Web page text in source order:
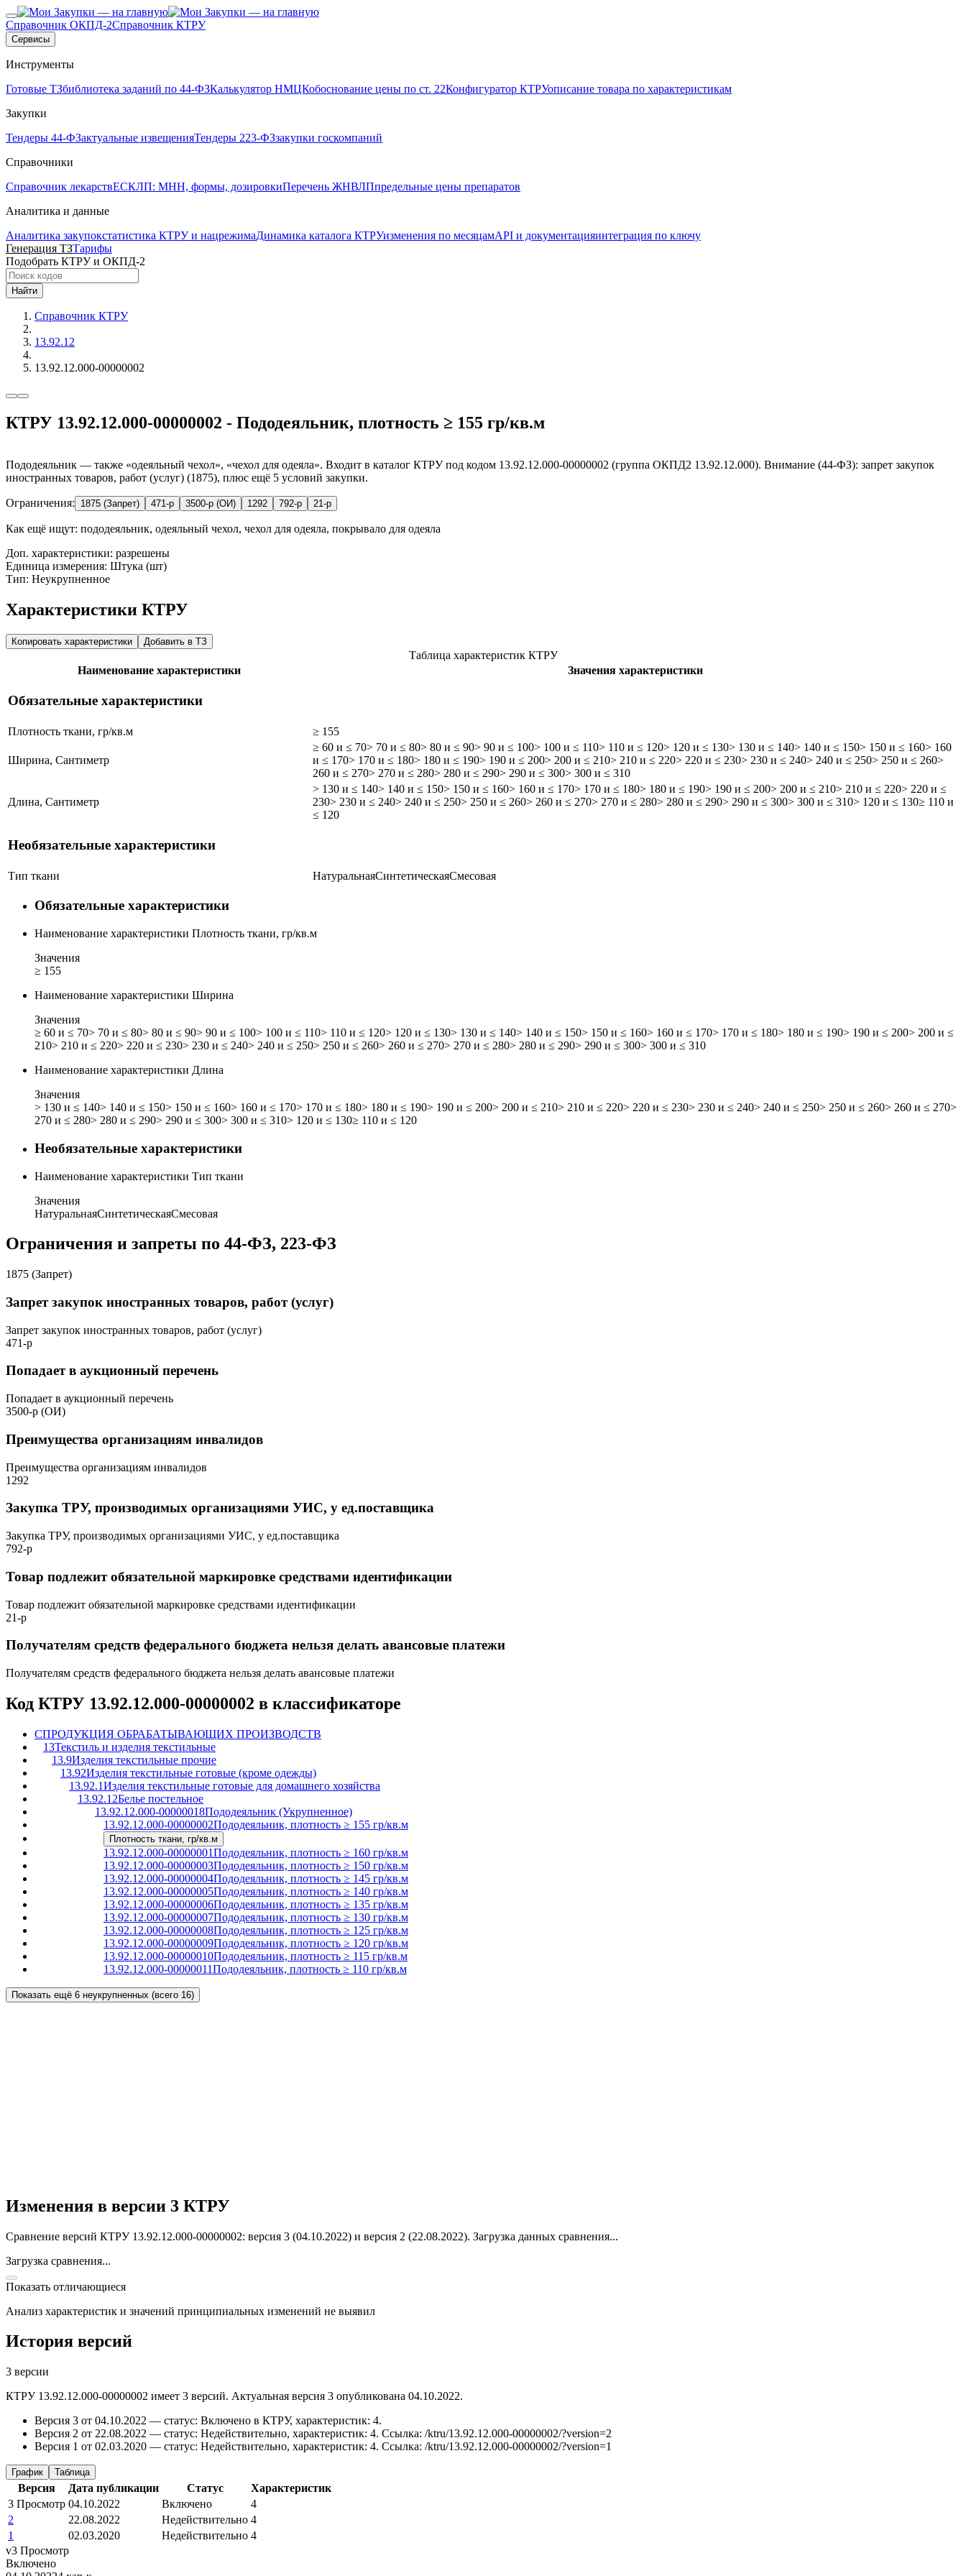
Справочник ОКПД-2Справочник КТРУ
Сервисы
Инструменты
Готовые ТЗбиблиотека заданий по 44-ФЗКалькулятор НМЦКобоснование цены по ст. 22Конфигуратор КТРУописание товара по характеристикам
Закупки
Тендеры 44-ФЗактуальные извещенияТендеры 223-ФЗзакупки госкомпаний
Справочники
Справочник лекарствЕСКЛП: МНН, формы, дозировкиПеречень ЖНВЛПпредельные цены препаратов
Аналитика и данные
Аналитика закупокстатистика КТРУ и нацрежимаДинамика каталога КТРУизменения по месяцамAPI и документацияинтеграция по ключу
Генерация ТЗТарифы
Подобрать КТРУ и ОКПД-2
Найти
Справочник КТРУ
13.92.12
13.92.12.000-00000002
КТРУ 13.92.12.000-00000002 - Пододеяльник, плотность ≥ 155 гр/кв.м
Пододеяльник — также «одеяльный чехол», «чехол для одеяла». Входит в каталог КТРУ под кодом 13.92.12.000-00000002 (группа ОКПД2 13.92.12.000). Внимание (44-ФЗ): запрет закупок
иностранных товаров, работ (услуг) (1875), плюс ещё 5 условий закупки.
Ограничения: 1875 (Запрет) 471-р 3500-р (ОИ) 1292 792-р 21-р
Как ещё ищут: пододеяльник, одеяльный чехол, чехол для одеяла, покрывало для одеяла
Доп. характеристики: разрешены
Единица измерения: Штука (шт)
Тип: Неукрупненное
Характеристики КТРУ
Копировать характеристики Добавить в ТЗ
Таблица характеристик КТРУ
Наименование характеристики
Значения характеристики
Обязательные характеристики
Плотность ткани, гр/кв.м ≥ 155
Ширина, Сантиметр
≥ 60 и ≤ 70> 70 и ≤ 80> 80 и ≤ 90> 90 и ≤ 100> 100 и ≤ 110> 110 и ≤ 120> 120 и ≤ 130> 130 и ≤ 140> 140 и ≤ 150> 150 и ≤ 160> 160
и ≤ 170> 170 и ≤ 180> 180 и ≤ 190> 190 и ≤ 200> 200 и ≤ 210> 210 и ≤ 220> 220 и ≤ 230> 230 и ≤ 240> 240 и ≤ 250> 250 и ≤ 260>
260 и ≤ 270> 270 и ≤ 280> 280 и ≤ 290> 290 и ≤ 300> 300 и ≤ 310
Длина, Сантиметр
> 130 и ≤ 140> 140 и ≤ 150> 150 и ≤ 160> 160 и ≤ 170> 170 и ≤ 180> 180 и ≤ 190> 190 и ≤ 200> 200 и ≤ 210> 210 и ≤ 220> 220 и ≤
230> 230 и ≤ 240> 240 и ≤ 250> 250 и ≤ 260> 260 и ≤ 270> 270 и ≤ 280> 280 и ≤ 290> 290 и ≤ 300> 300 и ≤ 310> 120 и ≤ 130≥ 110 и
≤ 120
Необязательные характеристики
Тип ткани НатуральнаяСинтетическаяСмесовая
Обязательные характеристики
Наименование характеристики Плотность ткани, гр/кв.м
Значения
≥ 155
Наименование характеристики Ширина
Значения
≥ 60 и ≤ 70> 70 и ≤ 80> 80 и ≤ 90> 90 и ≤ 100> 100 и ≤ 110> 110 и ≤ 120> 120 и ≤ 130> 130 и ≤ 140> 140 и ≤ 150> 150 и ≤ 160> 160 и ≤ 170> 170 и ≤ 180> 180 и ≤ 190> 190 и ≤ 200> 200 и ≤
210> 210 и ≤ 220> 220 и ≤ 230> 230 и ≤ 240> 240 и ≤ 250> 250 и ≤ 260> 260 и ≤ 270> 270 и ≤ 280> 280 и ≤ 290> 290 и ≤ 300> 300 и ≤ 310
Наименование характеристики Длина
Значения
> 130 и ≤ 140> 140 и ≤ 150> 150 и ≤ 160> 160 и ≤ 170> 170 и ≤ 180> 180 и ≤ 190> 190 и ≤ 200> 200 и ≤ 210> 210 и ≤ 220> 220 и ≤ 230> 230 и ≤ 240> 240 и ≤ 250> 250 и ≤ 260> 260 и ≤ 270>
270 и ≤ 280> 280 и ≤ 290> 290 и ≤ 300> 300 и ≤ 310> 120 и ≤ 130≥ 110 и ≤ 120
Необязательные характеристики
Наименование характеристики Тип ткани
Значения
НатуральнаяСинтетическаяСмесовая
Ограничения и запреты по 44-ФЗ, 223-ФЗ
1875 (Запрет)
Запрет закупок иностранных товаров, работ (услуг)
Запрет закупок иностранных товаров, работ (услуг)
471-р
Попадает в аукционный перечень
Попадает в аукционный перечень
3500-р (ОИ)
Преимущества организациям инвалидов
Преимущества организациям инвалидов
1292
Закупка ТРУ, производимых организациями УИС, у ед.поставщика
Закупка ТРУ, производимых организациями УИС, у ед.поставщика
792-р
Товар подлежит обязательной маркировке средствами идентификации
Товар подлежит обязательной маркировке средствами идентификации
21-р
Получателям средств федерального бюджета нельзя делать авансовые платежи
Получателям средств федерального бюджета нельзя делать авансовые платежи
Код КТРУ 13.92.12.000-00000002 в классификаторе
CПРОДУКЦИЯ ОБРАБАТЫВАЮЩИХ ПРОИЗВОДСТВ
13Текстиль и изделия текстильные
13.9Изделия текстильные прочие
13.92Изделия текстильные готовые (кроме одежды)
13.92.1Изделия текстильные готовые для домашнего хозяйства
13.92.12Белье постельное
13.92.12.000-00000018Пододеяльник (Укрупненное)
13.92.12.000-00000002Пододеяльник, плотность ≥ 155 гр/кв.м
Плотность ткани, гр/кв.м
13.92.12.000-00000001Пододеяльник, плотность ≥ 160 гр/кв.м
13.92.12.000-00000003Пододеяльник, плотность ≥ 150 гр/кв.м
13.92.12.000-00000004Пододеяльник, плотность ≥ 145 гр/кв.м
13.92.12.000-00000005Пододеяльник, плотность ≥ 140 гр/кв.м
13.92.12.000-00000006Пододеяльник, плотность ≥ 135 гр/кв.м
13.92.12.000-00000007Пододеяльник, плотность ≥ 130 гр/кв.м
13.92.12.000-00000008Пододеяльник, плотность ≥ 125 гр/кв.м
13.92.12.000-00000009Пододеяльник, плотность ≥ 120 гр/кв.м
13.92.12.000-00000010Пододеяльник, плотность ≥ 115 гр/кв.м
13.92.12.000-00000011Пододеяльник, плотность ≥ 110 гр/кв.м
Показать ещё 6 неукрупненных (всего 16)
Изменения в версии 3 КТРУ
Сравнение версий КТРУ 13.92.12.000-00000002: версия 3 (04.10.2022) и версия 2 (22.08.2022). Загрузка данных сравнения...
Загрузка сравнения...
Показать отличающиеся
Анализ характеристик и значений принципиальных изменений не выявил
История версий
3 версии
КТРУ 13.92.12.000-00000002 имеет 3 версий. Актуальная версия 3 опубликована 04.10.2022.
Версия 3 от 04.10.2022 — статус: Включено в КТРУ, характеристик: 4.
Версия 2 от 22.08.2022 — статус: Недействительно, характеристик: 4. Ссылка: /ktru/13.92.12.000-00000002/?version=2
Версия 1 от 02.03.2020 — статус: Недействительно, характеристик: 4. Ссылка: /ktru/13.92.12.000-00000002/?version=1
График Таблица
Версия Дата публикации Статус
Характеристик
3 Просмотр 04.10.2022 Включено
4
2
22.08.2022 Недействительно 4
1
02.03.2020 Недействительно 4
v3 Просмотр
Включено